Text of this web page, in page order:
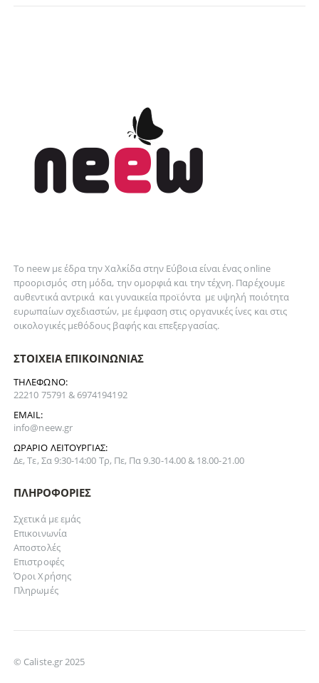
Το neew με έδρα την Xαλκίδα στην Εύβοια είναι ένας online
προορισμός στη μόδα, τηνομορφιά και τηντέχνη. Παρέχουμε
αυθεντικάαντρικά καιγυναικείαπροϊόντα με υψηλή ποιότητα
ευρωπαίων σχεδιαστών, με έμφαση στις οργανικές ίνες και στις
οικολογικές μεθόδους βαφής και επεξεργασίας.
ΣΤΟΙΧΕΊΑ ΕΠΙΚΟΙΝΩΝΊΑΣ
ΤΗΛΈΦΩΝΟ:
22210 75791 & 6974194192
EMAIL:
info@neew.gr
ΩΡΆΡΙΟ ΛΕΙΤΟΥΡΓΊΑΣ:
Δε, Τε, Σα 9:30-14:00 Τρ, Πε, Πα 9.30-14.00 & 18.00-21.00
ΠΛΗΡΟΦΟΡΊΕΣ
Σχετικά με εμάς
Επικοινωνία
Αποστολές
Επιστροφές
Όροι Χρήσης
Πληρωμές
© Caliste.gr 2025